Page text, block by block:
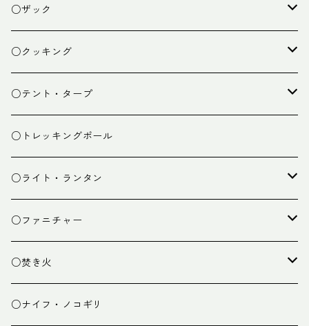
○ザック
ザック
スタッフバッグ
ザック小物
○クッキング
クッカー
バーナー
カトラリー
クッキング小物
○テント・タープ
テント
タープ
ペグ・ハンマー・小物
○トレッキングポール
○ライト・ランタン
ライト
ランタン
○ファニチャー
テーブル
チェア
○焚き火
焚き火台
○ナイフ・ノコギリ